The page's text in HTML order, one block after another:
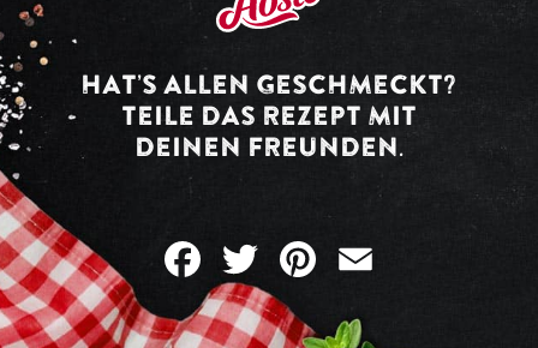
HAT’S ALLEN GESCHMECKT?
TEILE DAS REZEPT MIT
DEINEN FREUNDEN.
FacebookTwitter Pinterest